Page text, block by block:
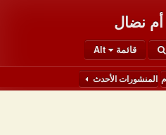
نضال
قائمة Alt
المنشورات الأحدث